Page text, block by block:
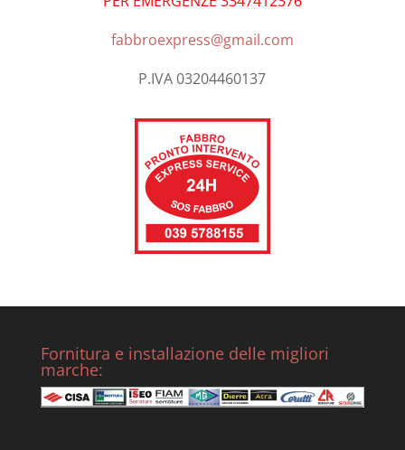
fabbroexpress@gmail.com
P.IVA 03204460137
Fornitura e installazione delle migliori
marche: